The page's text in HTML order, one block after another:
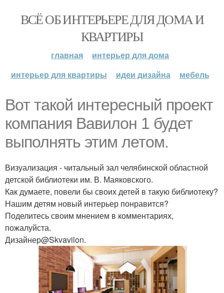
ВСЁ ОБ ИНТЕРЬЕРЕ ДЛЯ ДОМА И
КВАРТИРЫ
главная
интерьер для дома
интерьер для квартиры
идеи дизайна мебель
Вот такой интересный проект
компания Вавилон 1 будет
выполнять этим летом.
Визуализация - читальный зал челябинской областной
детской библиотеки им. В. Маяковского.
Как думаете, повели бы своих детей в такую библиотеку?
Нашим детям новый интерьер понравится?
Поделитесь своим мнением в комментариях,
пожалуйста.
Дизайнер@Skvavilon.